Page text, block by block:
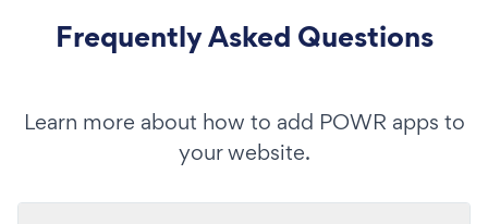
Frequently Asked Questions
Learn more about how to add POWR apps to
your website.